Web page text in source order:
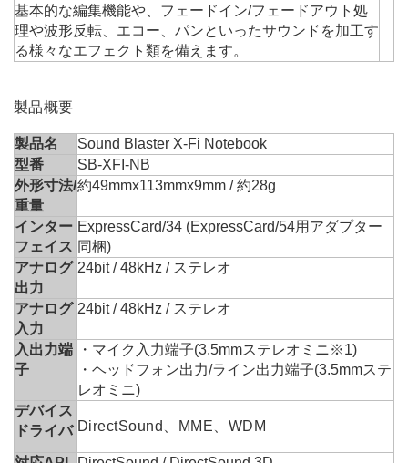
基本的な編集機能や、フェードイン/フェードアウト処
理や波形反転、エコー、パンといったサウンドを加工す
る様々なエフェクト類を備えます。
製品概要
製品名
Sound Blaster X-Fi Notebook
型番
SB-XFI-NB
外形寸法/
重量
約49mmx113mmx9mm / 約28g
インター
フェイス
ExpressCard/34 (ExpressCard/54用アダプター
同梱)
アナログ
出力
24bit / 48kHz / ステレオ
アナログ
入力
24bit / 48kHz / ステレオ
入出力端
子
・マイク入力端子(3.5mmステレオミニ※1)
・ヘッドフォン出力/ライン出力端子(3.5mmステ
レオミニ)
デバイス
ドライバ DirectSound、MME、WDM